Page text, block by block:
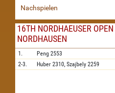
Nachspielen
16TH NORDHAEUSER
NORDHAUSEN
1. Peng 2553
2-3.
Huber 2310, Szajbely 2259